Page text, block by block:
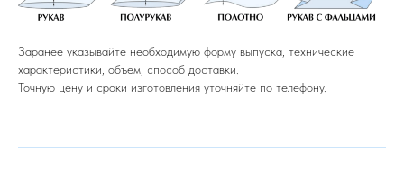
Заранее указывайте необходимую форму выпуска, технические
характеристики, объем, способ доставки.
Точную цену и сроки изготовления уточняйте по телефону.